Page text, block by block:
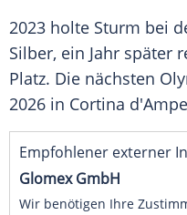
2023 holte Sturm bei
Silber, ein Jahr später
Platz. Die nächsten
2026 in Cortina
Empfohlener externer
Glomex GmbH
Wir benötigen Ihre